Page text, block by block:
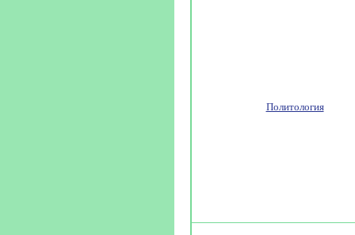
Политология